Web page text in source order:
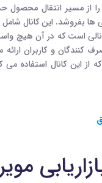
از مسیر انتقال محصول
ها بفروشد. این کانال
است که در آن هیچ
و کاربران ارائه